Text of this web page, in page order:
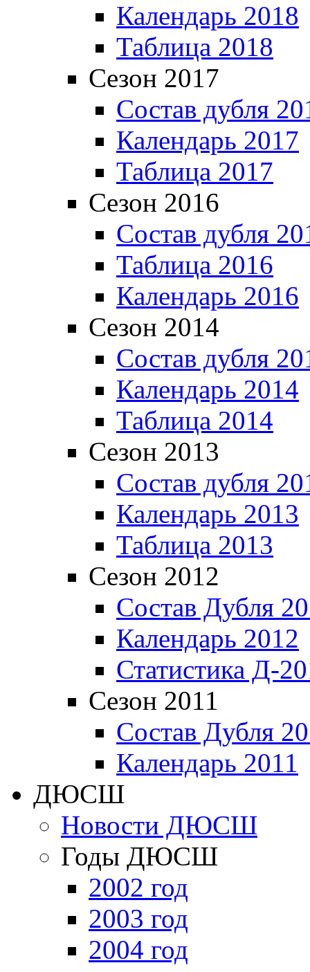
Календарь 2018
Таблица 2018
Сезон 2017
Состав дубля
Календарь 2017
Таблица 2017
Сезон 2016
Состав дубля
Таблица 2016
Календарь 2016
Сезон 2014
Состав дубля
Календарь 2014
Таблица 2014
Сезон 2013
Состав дубля
Календарь 2013
Таблица 2013
Сезон 2012
Состав Дубля
Календарь 2012
Статистика Д-
Сезон 2011
Состав Дубля
Календарь 2011
ДЮСШ
Новости ДЮСШ
Годы ДЮСШ
2002 год
2003 год
2004 год